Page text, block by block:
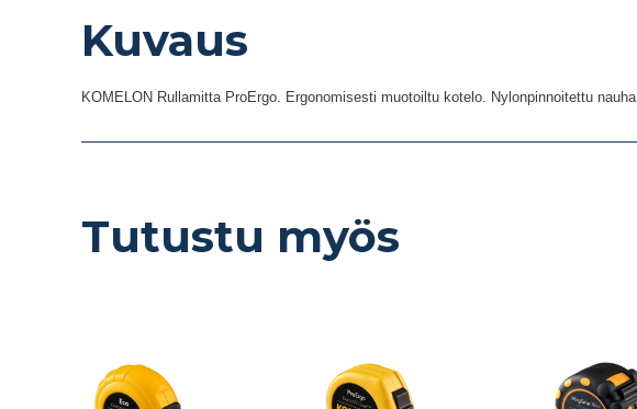
Kuvaus
KOMELON Rullamitta ProErgo. Ergonomisesti muotoiltu kotelo. Nylonpinnoitettu nauha.
Tutustu myös